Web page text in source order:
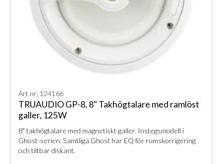
Art nr: 124166
TRUAUDIO GP-8, 8" Takhögtalare med ramlöst
galler, 125W
8" takhögtalare med magnetiskt galler. Instegsmodell i
Ghost-serien. Samtliga Ghost har EQ för rumskorrigering
och tiltbar diskant.